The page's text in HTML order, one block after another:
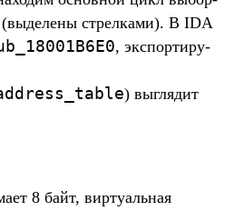
стрел­ками). В IDA
, экспор­тиру­
) выг­лядит
8 байт, вир­туаль­ная